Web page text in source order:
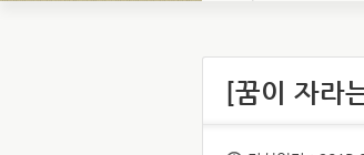
[꿈이 자라